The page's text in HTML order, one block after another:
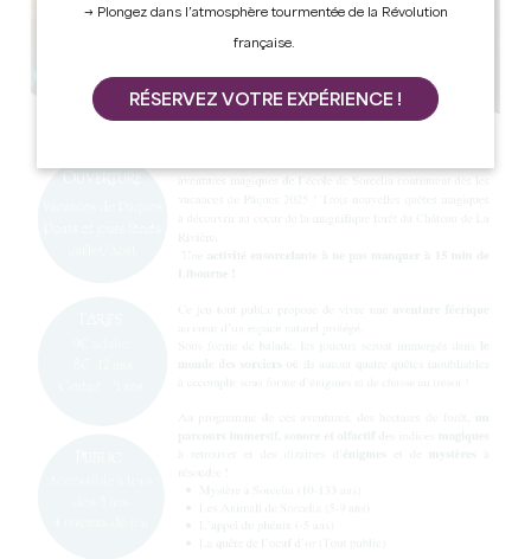
→ Plongez dans l’atmosphère tourmentée de la Révolution
française.
RÉSERVEZ VOTRE EXPÉRIENCE !